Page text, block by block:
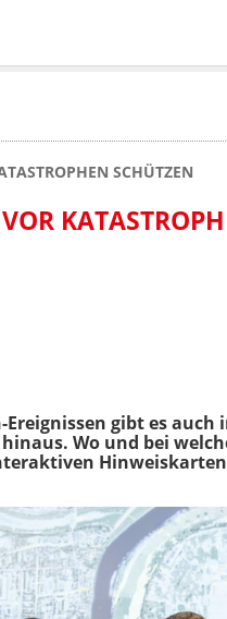
SCHÜTZEN
gibt es auch
Wo und bei